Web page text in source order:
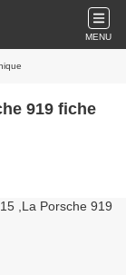
MENU
919 fiche